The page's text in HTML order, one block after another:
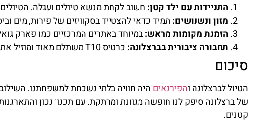
התניידות עם ילד קטן: חשוב לקחת מנשא טיולים ועגלה.
מזון ונשנושים: תמיד כדאי להצטייד בסקוויזים של פירות, מים
הזמנת מקומות מראש:במיוחד באתרים המרכזיים כמו פארק
תחבורה ציבורית בברצלונה: כרטיס T10 משתלם מאוד ומוזיל את העלויות בצורה משמעותית.
סיכום
הטיול לברצלונה והפירנאים היה חוויה בלתי נשכחת למשפחתנו.
של ברצלונה סיפק לנו חופשה מגוונת ומרתקת. עם תכנון נכון
קטנים.